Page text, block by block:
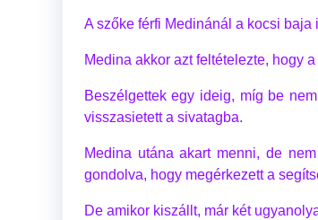
A szőke férfi Medinánál a kocsi
Medina akkor azt feltételezte, hogy
Beszélgettek egy ideig, míg be
visszasietett a sivatagba.
Medina utána akart menni, de
gondolva, hogy megérkezett a
De amikor kiszállt, már két